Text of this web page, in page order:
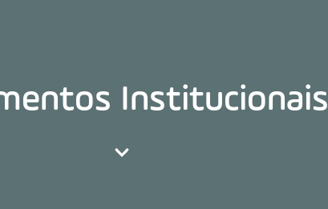
Institucionais